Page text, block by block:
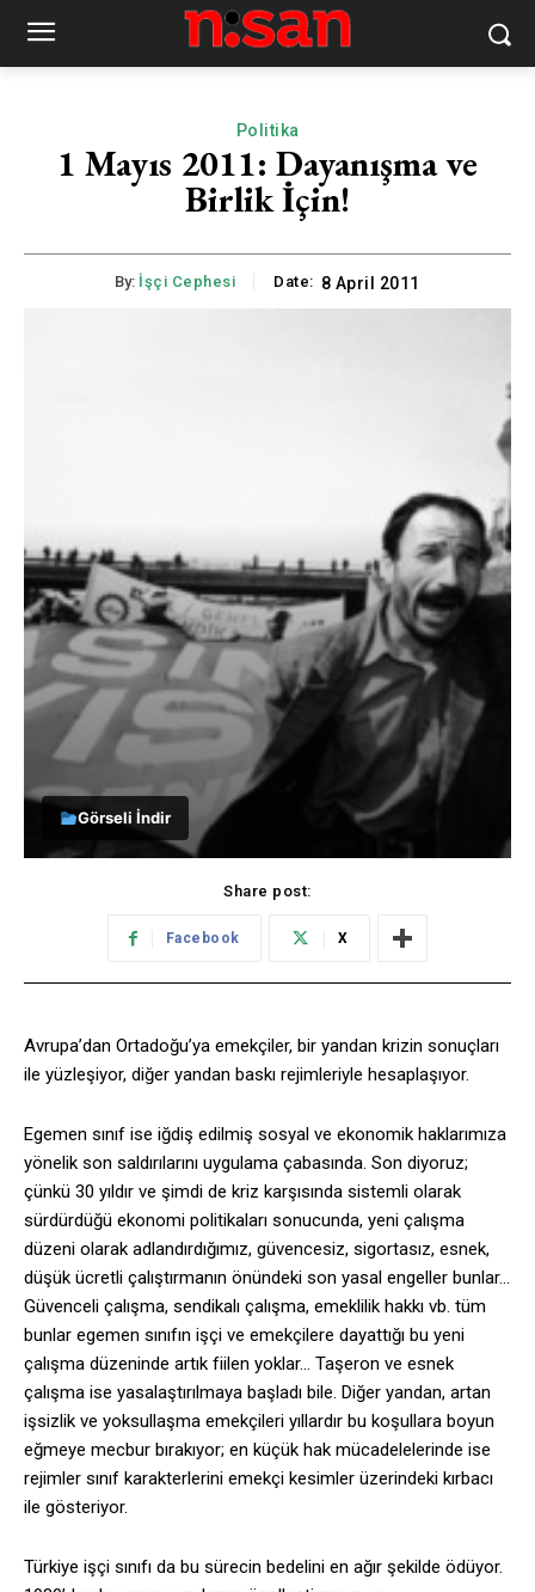
Politika
1 Mayıs 2011: Dayanışma ve
Birlik İçin!
By: İşçi Cephesi Date: 8 April 2011
Görseli İndir
Share post:
Facebook X
Avrupa’dan Ortadoğu’ya emekçiler, bir yandan krizin sonuçları
ile yüzleşiyor, diğer yandan baskı rejimleriyle hesaplaşıyor.
Egemen sınıf ise iğdiş edilmiş sosyal ve ekonomik haklarımıza
yönelik son saldırılarını uygulama çabasında. Son diyoruz;
çünkü 30 yıldır ve şimdi de kriz karşısında sistemli olarak
sürdürdüğü ekonomi politikaları sonucunda, yeni çalışma
düzeni olarak adlandırdığımız, güvencesiz, sigortasız, esnek,
düşük ücretli çalıştırmanın önündeki son yasal engeller bunlar…
Güvenceli çalışma, sendikalı çalışma, emeklilik hakkı vb. tüm
bunlar egemen sınıfın işçi ve emekçilere dayattığı bu yeni
çalışma düzeninde artık fiilen yoklar… Taşeron ve esnek
çalışma ise yasalaştırılmaya başladı bile. Diğer yandan, artan
işsizlik ve yoksullaşma emekçileri yıllardır bu koşullara boyun
eğmeye mecbur bırakıyor; en küçük hak mücadelelerinde ise
rejimler sınıf karakterlerini emekçi kesimler üzerindeki kırbacı
ile gösteriyor.
Türkiye işçi sınıfı da bu sürecin bedelini en ağır şekilde ödüyor.